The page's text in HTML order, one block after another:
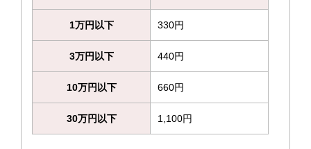
1万円以下 330円
3万円以下 440円
10万円以下 660円
30万円以下 1,100円